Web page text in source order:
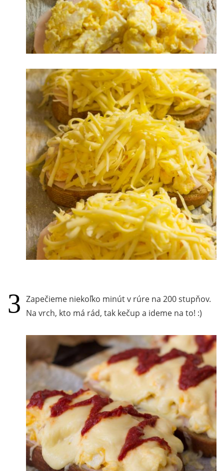
Zapečieme niekoľko minút v rúre na 200 stupňov.
Na vrch, kto má rád, tak kečup a ideme na to! :)